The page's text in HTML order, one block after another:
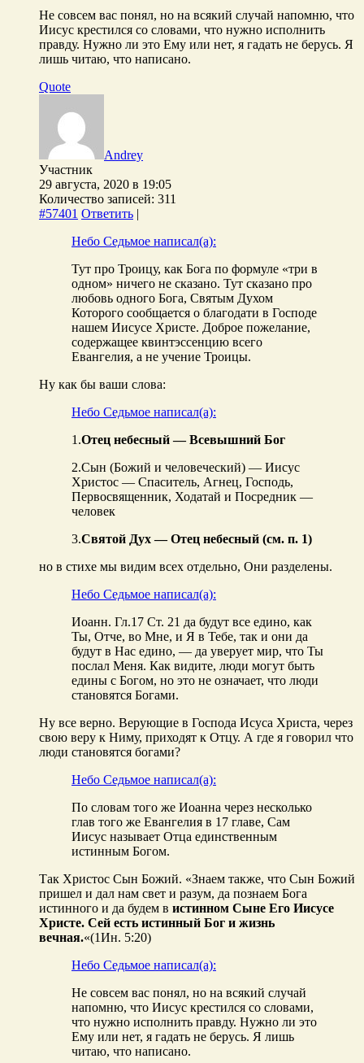
Не совсем вас понял, но на всякий случай напомню, что
Иисус крестился со словами, что нужно исполнить
правду. Нужно ли это Ему или нет, я гадать не берусь. Я
лишь читаю, что написано.
Quote
Andrey
Участник
29 августа, 2020 в 19:05
Количество записей: 311
#57401 Ответить |
Небо Седьмое написал(а):
Тут про Троицу, как Бога по формуле «три в
одном» ничего не сказано. Тут сказано про
любовь одного Бога, Святым Духом
Которого сообщается о благодати в Господе
нашем Иисусе Христе. Доброе пожелание,
содержащее квинтэссенцию всего
Евангелия, а не учение Троицы.
Ну как бы ваши слова:
Небо Седьмое написал(а):
1.Отец небесный — Всевышний Бог
2.Сын (Божий и человеческий) — Иисус
Христос — Спаситель, Агнец, Господь,
Первосвященник, Ходатай и Посредник —
человек
3.Святой Дух — Отец небесный (см. п. 1)
но в стихе мы видим всех отдельно, Они разделены.
Небо Седьмое написал(а):
Иоанн. Гл.17 Ст. 21 да будут все едино, как
Ты, Отче, во Мне, и Я в Тебе, так и они да
будут в Нас едино, — да уверует мир, что Ты
послал Меня. Как видите, люди могут быть
едины с Богом, но это не означает, что люди
становятся Богами.
Ну все верно. Верующие в Господа Исуса Христа, через
свою веру к Ниму, приходят к Отцу. А где я говорил что
люди становятся богами?
Небо Седьмое написал(а):
По словам того же Иоанна через несколько
глав того же Евангелия в 17 главе, Сам
Иисус называет Отца единственным
истинным Богом.
Так Христос Сын Божий. «Знаем также, что Сын Божий
пришел и дал нам свет и разум, да познаем Бога
истинного и да будем в истинном Сыне Его Иисусе
Христе. Сей есть истинный Бог и жизнь
вечная.«(1Ин. 5:20)
Небо Седьмое написал(а):
Не совсем вас понял, но на всякий случай
напомню, что Иисус крестился со словами,
что нужно исполнить правду. Нужно ли это
Ему или нет, я гадать не берусь. Я лишь
читаю, что написано.